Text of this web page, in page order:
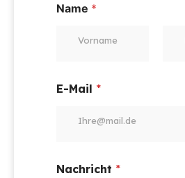
Name *
E-Mail *
Nachricht *